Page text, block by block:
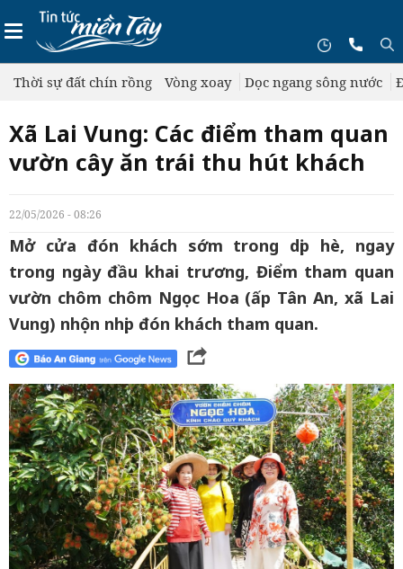
Thời sự đất chín rồng Vòng xoay Dọc ngang sông nước
Xã Lai Vung: Các điểm tham quan
vườn cây ăn trái thu hút khách
22/05/2026 - 08:26
Mở cửa đón khách sớm trong dịp hè, ngay
trong ngày đầu khai trương, Điểm tham quan
vườn chôm chôm Ngọc Hoa (ấp Tân An, xã Lai
Vung) nhộn nhịp đón khách tham quan.